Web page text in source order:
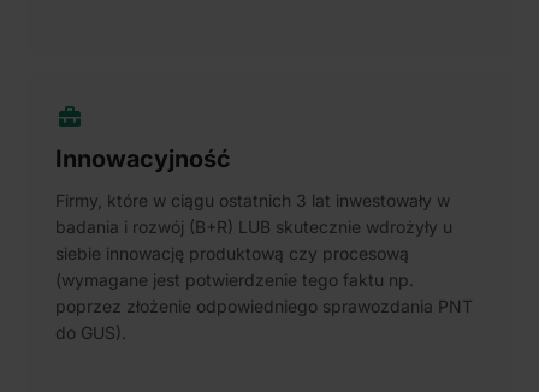
Innowacyjność
Firmy, które w ciągu ostatnich 3 lat inwestowały w
badania i rozwój (B+R) LUB skutecznie wdrożyły u
siebie innowację produktową czy procesową
(wymagane jest potwierdzenie tego faktu np.
poprzez złożenie odpowiedniego sprawozdania PNT
do GUS).